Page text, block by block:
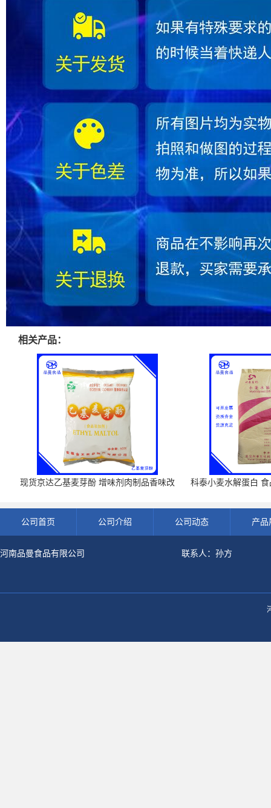
相关产品：
现货京达乙基麦芽酚 增味剂肉制品香味改
科泰小麦水解蛋白
公司首页 公司介绍 公司动态 产品
河南品曼食品有限公司 联系人：孙方